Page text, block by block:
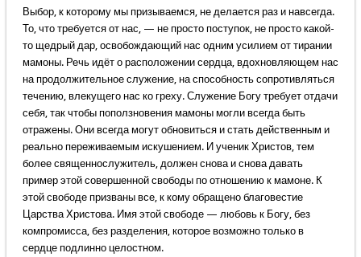
Выбор, к которому мы призываемся, не делается раз и навсегда.
То, что требуется от нас, — не просто поступок, не просто какой-
то щедрый дар, освобождающий нас одним усилием от тирании
мамоны. Речь идёт о расположении сердца, вдохновляющем нас
на продолжительное служение, на способность сопротивляться
течению, влекущего нас ко греху. Служение Богу требует отдачи
себя, так чтобы поползновения мамоны могли всегда быть
отражены. Они всегда могут обновиться и стать действенным и
реально переживаемым искушением. И ученик Христов, тем
более священнослужитель, должен снова и снова давать
пример этой совершенной свободы по отношению к мамоне. К
этой свободе призваны все, к кому обращено благовестие
Царства Христова. Имя этой свободе — любовь к Богу, без
компромисса, без разделения, которое возможно только в
сердце подлинно целостном.